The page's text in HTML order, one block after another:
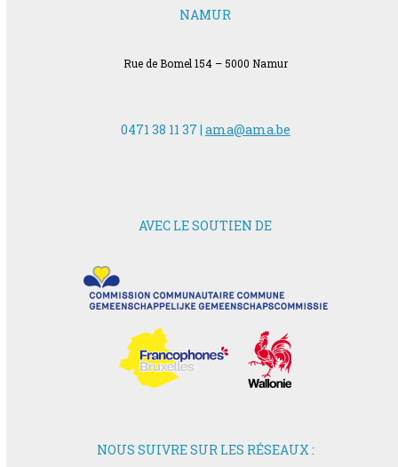
NAMUR
Rue de Bomel 154 – 5000 Namur
0471 38 11 37 | ama@ama.be
AVEC LE SOUTIEN DE
NOUS SUIVRE SUR LES RÉSEAUX :